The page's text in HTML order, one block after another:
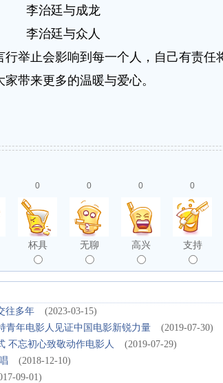
李治廷与成龙
李治廷与众人
举止会影响到每一个人，自己有责任
带来更多的温暖与爱心。
0
杯具
0
无聊
0
高兴
0
支持
往多年
(2023-03-15)
青年电影人见证中国电影新锐力量
(2019-07-30)
不忘初心致敬动作电影人
(2019-07-29)
(2018-12-10)
09-01)